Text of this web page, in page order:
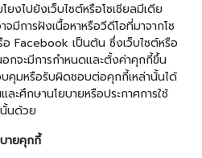
ยงไปยังเว็บไซต์หรือโซเชียลมีเดีย
การฝังเนื้อหาหรือวีดีโอที่มาจากโซ
อ Facebook เป็นต้น ซึ่งเว็บไซต์หรือ
กจะมีการกำหนดและตั้งค่าคุกกี้ขึ้น
บคุมหรือรับผิดชอบต่อคุกกี้เหล่านั้นได้
ละศึกษานโยบายหรือประกาศการใช้
นด้วย
ายคุกกี้